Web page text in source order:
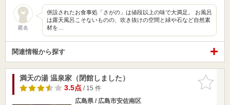
匿名
併設されたお食事処「さがの」は値段以上の味で大満足。 お風呂
は露天風呂こそないものの、吹き抜けの空間と緑や石など自然素
材を…
関連情報から探す
お気に入
りに追加
満天の湯 温泉家（閉館しました）
3.5点/ 15 件
広島県 / 広島市安佐南区